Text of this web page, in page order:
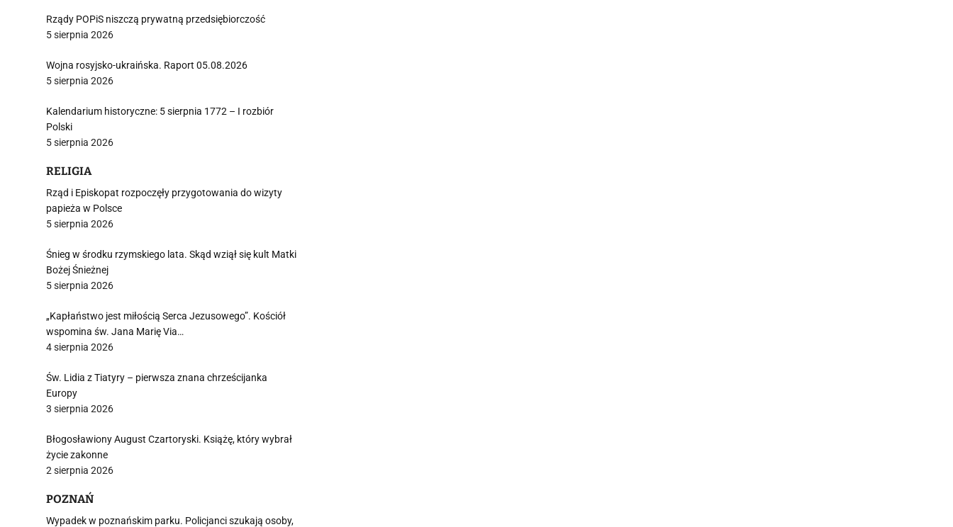
Rządy POPiS niszczą prywatną przedsiębiorczość
5 sierpnia 2026
Wojna rosyjsko-ukraińska. Raport 05.08.2026
5 sierpnia 2026
Kalendarium historyczne: 5 sierpnia 1772 – I rozbiór
Polski
5 sierpnia 2026
RELIGIA
Rząd i Episkopat rozpoczęły przygotowania do wizyty
papieża w Polsce
5 sierpnia 2026
Śnieg w środku rzymskiego lata. Skąd wziął się kult Matki
Bożej Śnieżnej
5 sierpnia 2026
„Kapłaństwo jest miłością Serca Jezusowego”. Kościół
wspomina św. Jana Marię Via…
4 sierpnia 2026
Św. Lidia z Tiatyry – pierwsza znana chrześcijanka
Europy
3 sierpnia 2026
Błogosławiony August Czartoryski. Książę, który wybrał
życie zakonne
2 sierpnia 2026
POZNAŃ
Wypadek w poznańskim parku. Policjanci szukają osoby,